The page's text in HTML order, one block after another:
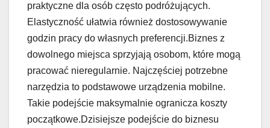
praktyczne dla osób często podróżujących.
Elastyczność ułatwia również dostosowywanie
godzin pracy do własnych preferencji.Biznes z
dowolnego miejsca sprzyjają osobom, które mogą
pracować nieregularnie. Najczęściej potrzebne
narzędzia to podstawowe urządzenia mobilne.
Takie podejście maksymalnie ogranicza koszty
początkowe.Dzisiejsze podejście do biznesu